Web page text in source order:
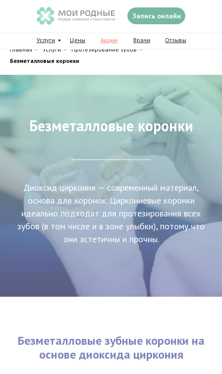
Услуги Цены Врачи Отзывы
Запись онлайн
Акции
Главная » Услуги » Протезирование зубов »
Безметалловые коронки
Безметалловые коронки
Диоксид циркония — современный материал,
основа для коронок. Циркониевые коронки
идеально подходят для протезирования всех
зубов (в том числе и в зоне улыбки), потому что
они эстетичны и прочны.
Безметалловые зубные коронки на
основе диоксида циркония